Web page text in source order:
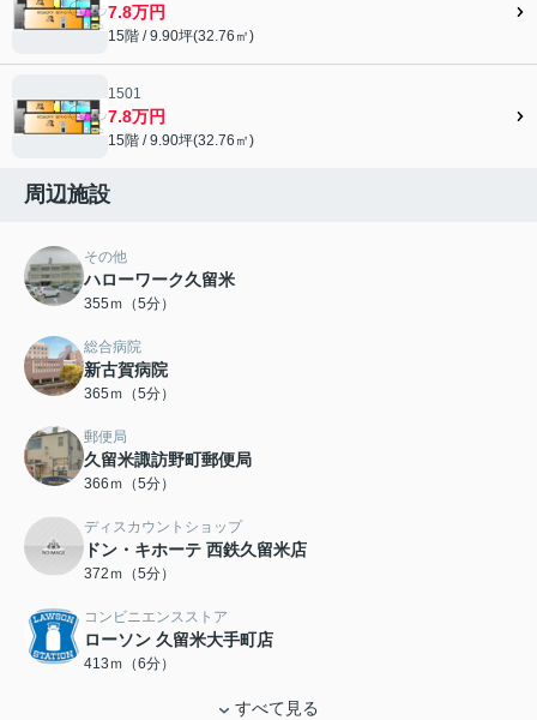
7.8万円
15階 / 9.90坪(32.76㎡)
1501
7.8万円
15階 / 9.90坪(32.76㎡)
周辺施設
その他
ハローワーク久留米
355ｍ（5分）
総合病院
新古賀病院
365ｍ（5分）
郵便局
久留米諏訪野町郵便局
366ｍ（5分）
ディスカウントショップ
ドン・キホーテ 西鉄久留米店
372ｍ（5分）
コンビニエンスストア
ローソン 久留米大手町店
413ｍ（6分）
すべて見る